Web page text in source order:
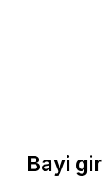
Bayi